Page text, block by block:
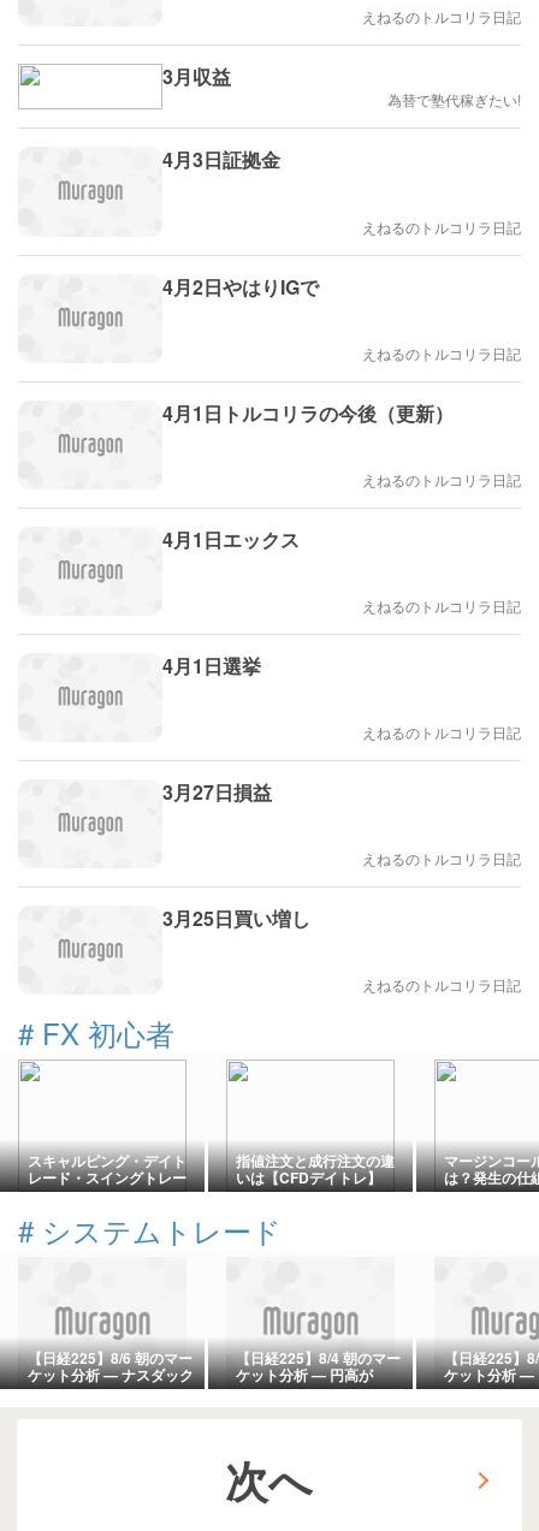
えねるのトルコリラ日記
3月収益
為替で塾代稼ぎたい!
4月3日証拠金
えねるのトルコリラ日記
4月2日やはりIGで
えねるのトルコリラ日記
4月1日トルコリラの今後（更新）
えねるのトルコリラ日記
4月1日エックス
えねるのトルコリラ日記
4月1日選挙
えねるのトルコリラ日記
3月27日損益
えねるのトルコリラ日記
3月25日買い増し
えねるのトルコリラ日記
# FX 初心者
スキャルピング・デイト
レード・スイングトレー
ドの違いは【CFDデイト
指値注文と成行注文の違
いは【CFDデイトレ】
マージンコー
は？発生の仕
するための具
# システムトレード
【日経225】8/6 朝のマー
ケット分析 — ナスダック
30,000タッチで反落・夜
間に−1,180の初押し、
65,500-65,640の防衛線
【日経225】8/4 朝のマー
ケット分析 — 円高が
155.20でピークアウト・
ダウ最高値、62,635スプ
リング成立で短期3時間軸
【日経225】
ケット分析 —
−6.4円の「円
で夜間急落、
とUSDJPY
次へ